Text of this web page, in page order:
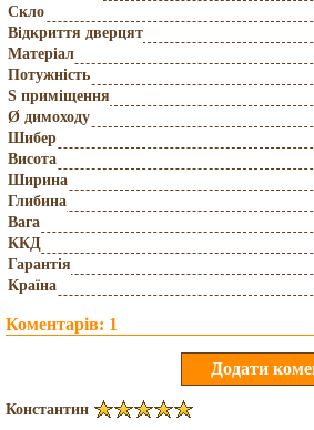
Скло
Відкриття дверцят
Матеріал
Потужність
S приміщення
Ø димоходу
Шибер
Висота
Ширина
Глибина
Вага
ККД
Гарантія
Країна
Коментарів: 1
Константин